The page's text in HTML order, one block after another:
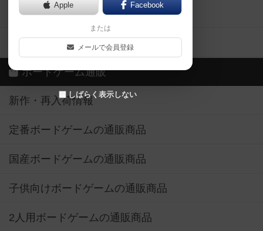
Apple Facebook
または
メールで会員登録
しばらく表示しない
ボードゲーム業界コラム
ボドゲーマご利用案内
ボードゲーム通販
新作・再入荷情報
定番ボードゲームの通販商品
国産ボードゲームの通販商品
子供向けボードゲームの通販商品
2人用ボードゲームの通販商品